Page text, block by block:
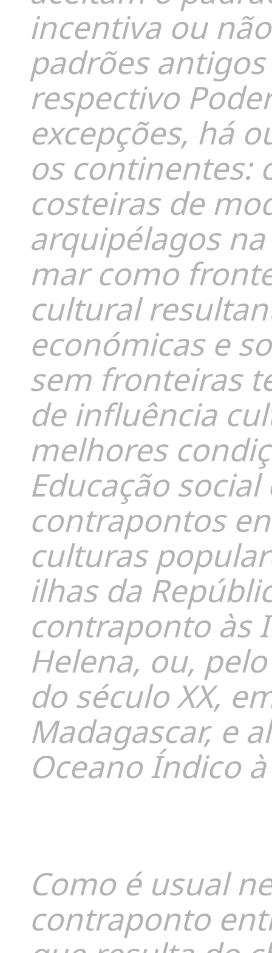
incentiva ou
padrões
respectivo
excepções, há
os continentes:
costeiras de
arquipélagos
mar como
cultural
económicas e
sem fronteiras
de influência
melhores
Educação
contrapontos
culturas
ilhas da
contraponto às
Helena, ou,
do século XX,
Madagascar, e
Oceano Índico
Como é usual
contraponto